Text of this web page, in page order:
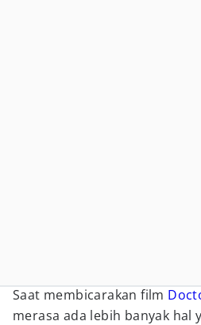
Saat membicarakan film
merasa ada lebih banyak hal